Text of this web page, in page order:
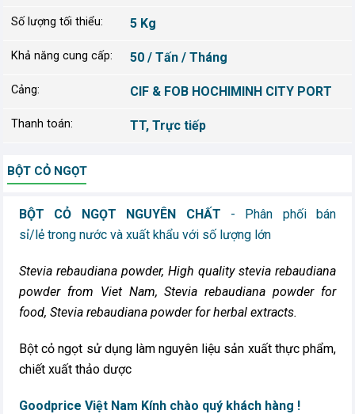
Số lượng tối thiểu: 5 Kg
Khả năng cung cấp: 50 / Tấn / Tháng
Cảng: CIF & FOB HOCHIMINH CITY PORT
Thanh toán: TT, Trực tiếp
BỘT CỎ NGỌT
BỘT CỎ NGỌT NGUYÊN CHẤT - Phân phối bán
sỉ/lẻ trong nước và xuất khẩu với số lượng lớn
Stevia rebaudiana powder, High quality stevia rebaudiana
powder from Viet Nam, Stevia rebaudiana powder for
food, Stevia rebaudiana powder for herbal extracts.
Bột cỏ ngọt sử dụng làm nguyên liệu sản xuất thực phẩm,
chiết xuất thảo dược
Goodprice Việt Nam Kính chào quý khách hàng !